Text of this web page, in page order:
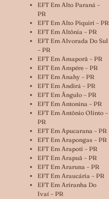
EFT Em Alto Paraná –
PR
EFT Em Alto Piquiri – PR
EFT Em Altônia – PR
EFT Em Alvorada Do Sul
– PR
EFT Em Amaporã – PR
EFT Em Ampére – PR
EFT Em Anahy – PR
EFT Em Andirá – PR
EFT Em Ângulo – PR
EFT Em Antonina – PR
EFT Em Antônio Olinto –
PR
EFT Em Apucarana – PR
EFT Em Arapongas – PR
EFT Em Arapoti – PR
EFT Em Arapuã – PR
EFT Em Araruna – PR
EFT Em Araucária – PR
EFT Em Ariranha Do
Ivaí – PR